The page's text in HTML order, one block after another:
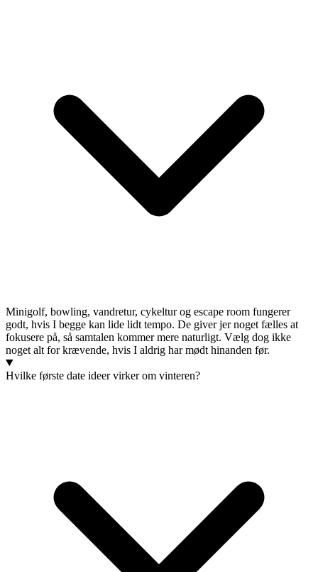
Minigolf, bowling, vandretur, cykeltur og escape room fungerer
godt, hvis I begge kan lide lidt tempo. De giver jer noget fælles at
fokusere på, så samtalen kommer mere naturligt. Vælg dog ikke
noget alt for krævende, hvis I aldrig har mødt hinanden før.
Hvilke første date ideer virker om vinteren?